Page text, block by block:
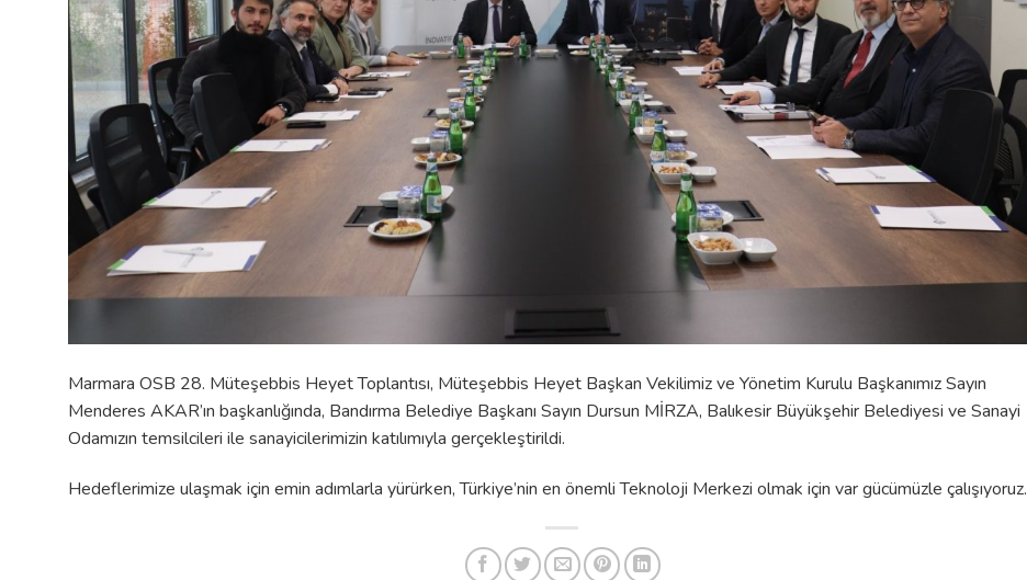
Marmara OSB 28. Müteşebbis Heyet Toplantısı, Müteşebbis Heyet Başkan Vekilimiz ve Yönetim Kurulu Başkanımız Sayın
Menderes AKAR’ın başkanlığında, Bandırma Belediye Başkanı Sayın Dursun MİRZA, Balıkesir Büyükşehir Belediyesi ve Sanayi
Odamızın temsilcileri ile sanayicilerimizin katılımıyla gerçekleştirildi.
Hedeflerimize ulaşmak için emin adımlarla yürürken, Türkiye’nin en önemli Teknoloji Merkezi olmak için var gücümüzle çalışıyoruz.